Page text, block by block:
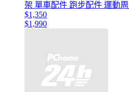
架 單車配件 跑步配件 運動
$1,350
$1,990